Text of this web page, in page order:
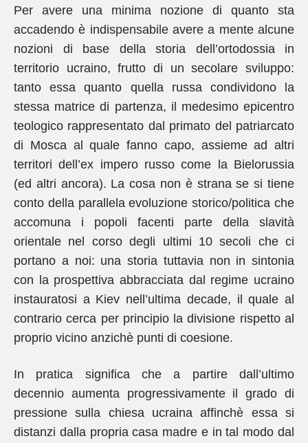
Per avere una minima nozione di quanto sta
accadendo è indispensabile avere a mente alcune
nozioni di base della storia dell’ortodossia in
territorio ucraino, frutto di un secolare sviluppo:
tanto essa quanto quella russa condividono la
stessa matrice di partenza, il medesimo epicentro
teologico rappresentato dal primato del patriarcato
di Mosca al quale fanno capo, assieme ad altri
territori dell’ex impero russo come la Bielorussia
(ed altri ancora). La cosa non è strana se si tiene
conto della parallela evoluzione storico/politica che
accomuna i popoli facenti parte della slavità
orientale nel corso degli ultimi 10 secoli che ci
portano a noi: una storia tuttavia non in sintonia
con la prospettiva abbracciata dal regime ucraino
instauratosi a Kiev nell’ultima decade, il quale al
contrario cerca per principio la divisione rispetto al
proprio vicino anzichè punti di coesione.
In pratica significa che a partire dall’ultimo
decennio aumenta progressivamente il grado di
pressione sulla chiesa ucraina affinchè essa si
distanzi dalla propria casa madre e in tal modo dal